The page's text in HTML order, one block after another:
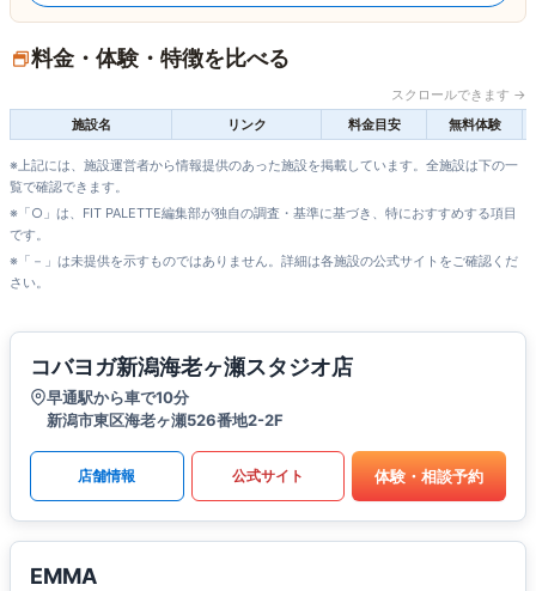
料金・体験・特徴を比べる
スクロールできます →
施設名
リンク 料金目安 無料体験
※上記には、施設運営者から情報提供のあった施設を掲載しています。全施設は下の一
覧で確認できます。
※「○」は、FIT PALETTE編集部が独自の調査・基準に基づき、特におすすめする項目
です。
※「－」は未提供を示すものではありません。詳細は各施設の公式サイトをご確認くだ
さい。
コバヨガ新潟海老ヶ瀬スタジオ店
早通駅から車で10分
新潟市東区海老ヶ瀬526番地2-2F
店舗情報 公式サイト 体験・相談予約
EMMA